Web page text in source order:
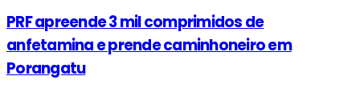
PRF apreende 3 mil comprimidos de
anfetamina e prende caminhoneiro em
Porangatu